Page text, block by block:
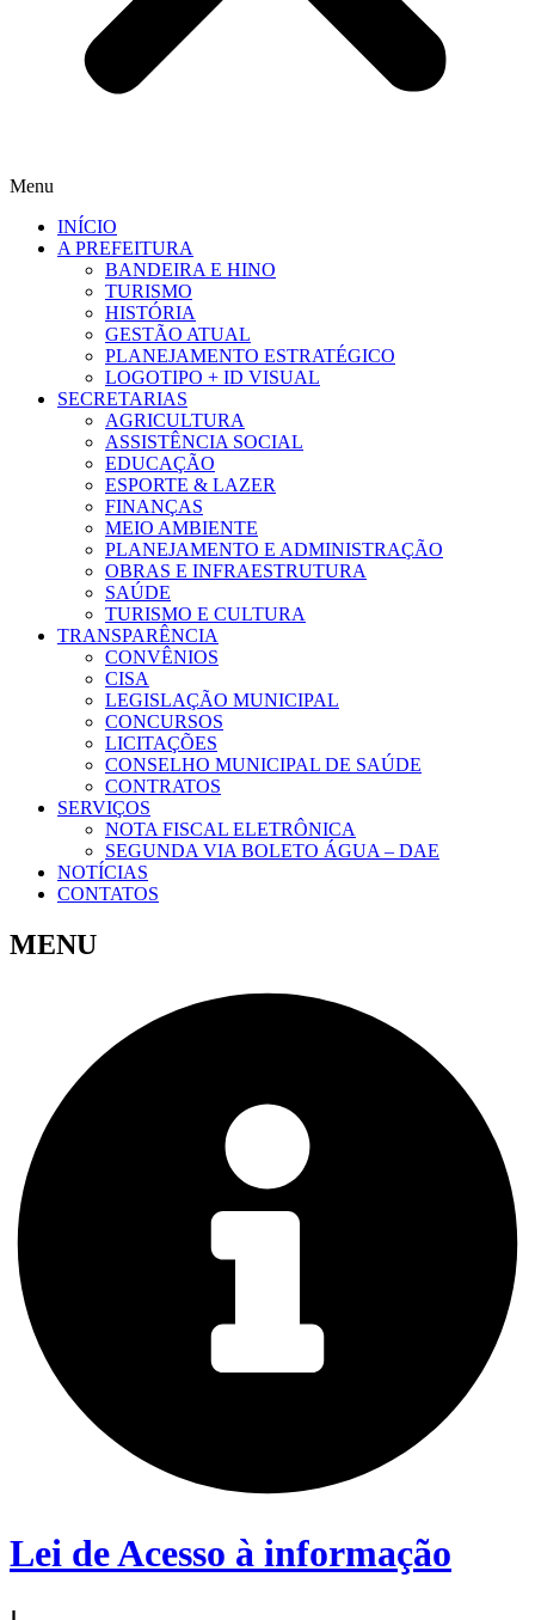
Menu
INÍCIO
A PREFEITURA
BANDEIRA E HINO
TURISMO
HISTÓRIA
GESTÃO ATUAL
PLANEJAMENTO ESTRATÉGICO
LOGOTIPO + ID VISUAL
SECRETARIAS
AGRICULTURA
ASSISTÊNCIA SOCIAL
EDUCAÇÃO
ESPORTE & LAZER
FINANÇAS
MEIO AMBIENTE
PLANEJAMENTO E ADMINISTRAÇÃO
OBRAS E INFRAESTRUTURA
SAÚDE
TURISMO E CULTURA
TRANSPARÊNCIA
CONVÊNIOS
CISA
LEGISLAÇÃO MUNICIPAL
CONCURSOS
LICITAÇÕES
CONSELHO MUNICIPAL DE SAÚDE
CONTRATOS
SERVIÇOS
NOTA FISCAL ELETRÔNICA
SEGUNDA VIA BOLETO ÁGUA – DAE
NOTÍCIAS
CONTATOS
MENU
Lei de Acesso à informação